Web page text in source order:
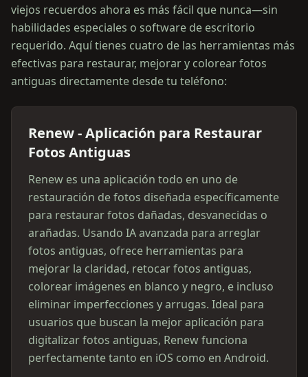
viejos recuerdos ahora es más fácil que nunca—sin
habilidades especiales o software de escritorio
requerido. Aquí tienes cuatro de las herramientas más
efectivas para restaurar, mejorar y colorear fotos
antiguas directamente desde tu teléfono:
Renew - Aplicación para Restaurar
Fotos Antiguas
Renew es una aplicación todo en uno de
restauración de fotos diseñada específicamente
para restaurar fotos dañadas, desvanecidas o
arañadas. Usando IA avanzada para arreglar
fotos antiguas, ofrece herramientas para
mejorar la claridad, retocar fotos antiguas,
colorear imágenes en blanco y negro, e incluso
eliminar imperfecciones y arrugas. Ideal para
usuarios que buscan la mejor aplicación para
digitalizar fotos antiguas, Renew funciona
perfectamente tanto en iOS como en Android.